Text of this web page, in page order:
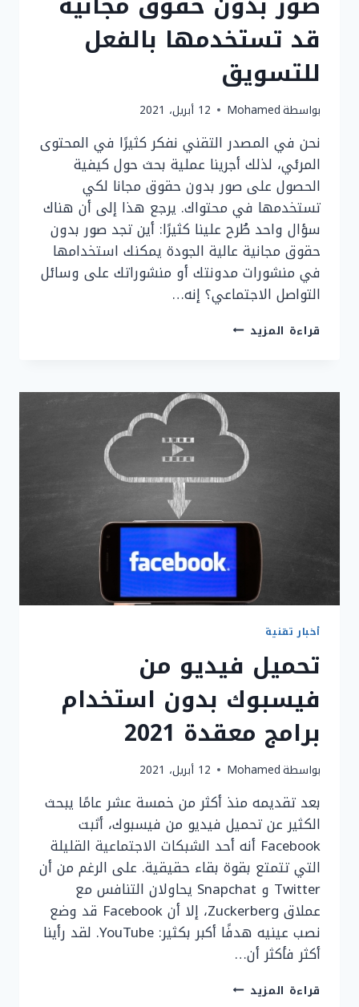
قد تستخدمها بالفعل
للتسويق
بواسطةMohamed 12 أبريل، 2021
نحن في المصدر التقني نفكر كثيرًا في المحتوى
المرئي، لذلك أجرينا عملية بحث حول كيفية
الحصول على صور بدون حقوق مجانا لكي
تستخدمها في محتواك. يرجع هذا إلى أن هناك
سؤال واحد طُرح علينا كثيرًا: أين تجد صور بدون
حقوق مجانية عالية الجودة يمكنك استخدامها
في منشورات مدونتك أو منشوراتك على وسائل
التواصل الاجتماعي؟ إنه…
قراءة المزيد 3
صور
بدون
حقوق
مجانية
قد
تستخدمها
أخبار تقنية
تحميل فيديو من
فيسبوك بدون استخدام
برامج معقدة 2021
بواسطةMohamed 12 أبريل، 2021
بعد تقديمه منذ أكثر من خمسة عشر عامًا يبحث
الكثير عن تحميل فيديو من فيسبوك، أثبت
Facebook أنه أحد الشبكات الاجتماعية القليلة
التي تتمتع بقوة بقاء حقيقية. على الرغم من أن
Twitter و Snapchat يحاولان التنافس مع
عملاق Zuckerberg، إلا أن Facebook قد وضع
نصب عينيه هدفًا أكبر بكثير: YouTube. لقد رأينا
أكثر فأكثر أن…
قراءة المزيد تحميل